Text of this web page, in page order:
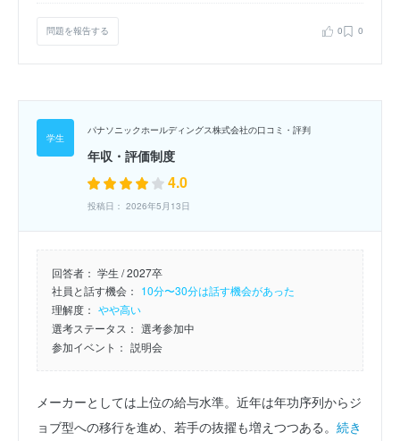
問題を報告する 0 0
パナソニックホールディングス株式会社の口コミ・評判
年収・評価制度
4.0
投稿日： 2026年5月13日
回答者： 学生 / 2027卒
社員と話す機会： 10分〜30分は話す機会があった
理解度： やや高い
選考ステータス： 選考参加中
参加イベント： 説明会
メーカーとしては上位の給与水準。近年は年功序列からジ
ョブ型への移行を進め、若手の抜擢も増えつつある。 続き